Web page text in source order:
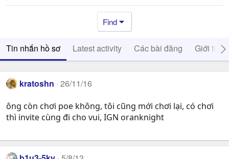
Find
Tin nhắn hồ sơ Latest activity Các bài đăng Giới thiệu
kratoshn 26/11/16
ông còn chơi poe không, tôi cũng mới chơi lại, có chơi
thì invite cùng đi cho vui, IGN oranknight